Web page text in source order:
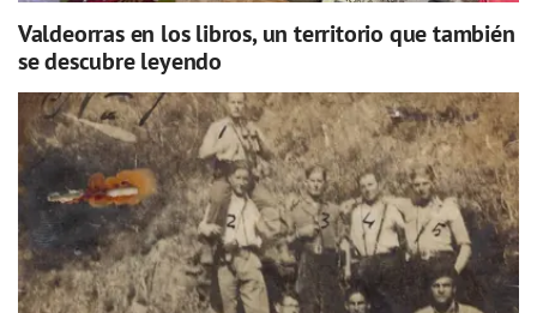
Valdeorras en los libros, un territorio que también
se descubre leyendo